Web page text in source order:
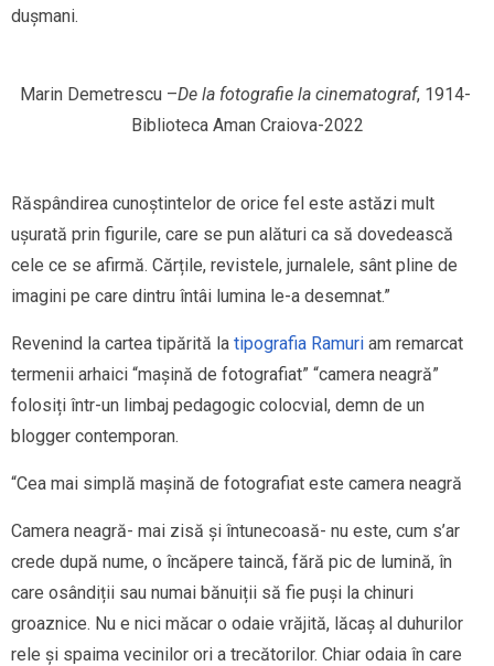
dușmani.
Marin Demetrescu –De la fotografie la cinematograf, 1914-
Biblioteca Aman Craiova-2022
Răspândirea cunoștintelor de orice fel este astăzi mult
ușurată prin figurile, care se pun alături ca să dovedească
cele ce se afirmă. Cărțile, revistele, jurnalele, sânt pline de
imagini pe care dintru întâi lumina le-a desemnat.”
Revenind la cartea tipărită la tipografia Ramuri am remarcat
termenii arhaici “mașină de fotografiat” “camera neagră”
folosiți într-un limbaj pedagogic colocvial, demn de un
blogger contemporan.
“Cea mai simplă mașină de fotografiat este camera neagră
Camera neagră- mai zisă și întunecoasă- nu este, cum s’ar
crede după nume, o încăpere taincă, fără pic de lumină, în
care osândiții sau numai bănuiții să fie puși la chinuri
groaznice. Nu e nici măcar o odaie vrăjită, lăcaș al duhurilor
rele și spaima vecinilor ori a trecătorilor. Chiar odaia în care